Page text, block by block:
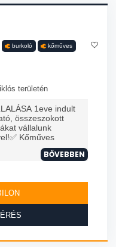
burkoló kőműves
területén
1eve indult
összeszokott
vállalunk
Kőműves
BŐVEBBEN